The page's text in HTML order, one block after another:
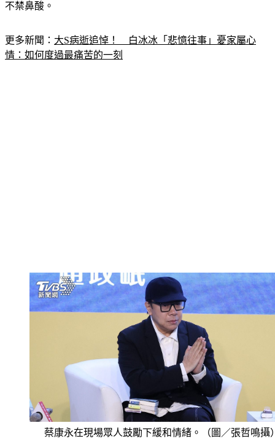
不禁鼻酸。
更多新聞： 大S病逝追悼！　白冰冰「悲憶往事」憂家屬心
情：如何度過最痛苦的一刻
蔡康永在現場眾人鼓勵下緩和情緒。（圖／張哲鳴攝